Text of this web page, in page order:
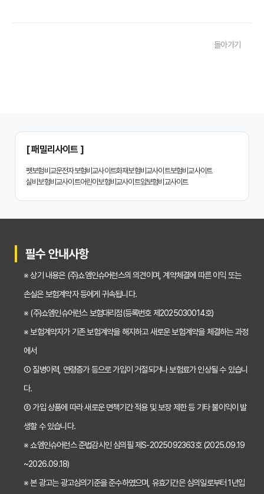
치아보험 비교사이트 똑똑하게 활용하는 3가지 꿀팁
치아보험 비교사이트 선택 전 반드시 알아야 할 5가지 핵심 질문
임플란트, 크라운 치료비 부담? 치아보험 비교사이트 활용법 및 보장꿀팁
2026년 치아보험, 가격 vs 보장! 비교 분석으로 나에게 딱 맞는 보험 찾기
치아보험 비교사이트 활용법: 숨겨진 보장까지 꼼꼼하게 찾는 꿀팁
치아보험 비교사이트 활용법: 숨은 꿀팁 대방출! 보험료 절약 노하우
돌아가기
[ 패밀리사이트 ]
펫보험비교운전자보험비교사이트화재보험비교사이트보험비교사이트
실비보험비교사이트어린이보험비교사이트암보험비교사이트
필수 안내사항
※ 상기 내용은 (주)쇼엠인슈어런스의 의견이며, 계약체결에 따른 이익 또는
손실은 보험계약자 등에게 귀속됩니다.
※ (주)쇼엠인슈어런스 보험대리점(등록번호 제2025030014호)
※ 보험계약자가 기존 보험계약을 해지하고 새로운 보험계약을 체결하는 과정
에서
① 질병이력, 연령증가 등으로 가입이 거절되거나 보험료가 인상될 수 있습니
다.
② 가입 상품에 따라 새로운 면책기간 적용 및 보장 제한 등 기타 불이익이 발
생할 수 있습니다.
※ 쇼엠인슈어런스 준법감시인 심의필 제S-2025092363호 (2025.09.19
~2026.09.18)
※ 본 광고는 광고심의기준을 준수하였으며, 유효기간은 심의일로부터 1년입